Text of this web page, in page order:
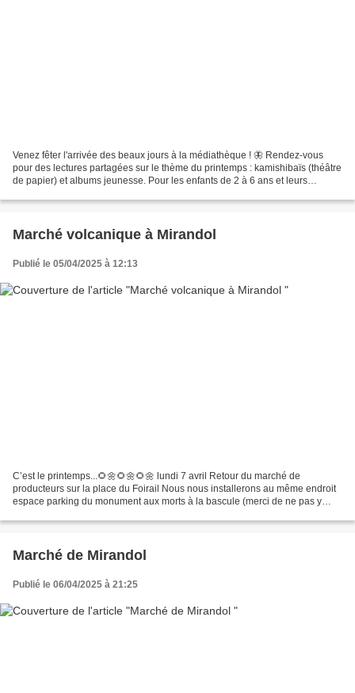
Venez fêter l'arrivée des beaux jours à la médiathèque ! 🦋 Rendez-vous
pour des lectures partagées sur le thème du printemps : kamishibaïs (théâtre
de papier) et albums jeunesse. Pour les enfants de 2 à 6 ans et leurs
Marché volcanique à Mirandol
Publié le 05/04/2025 à 12:13
C’est le printemps...🌻🌼🌻🌼🌻🌼 lundi 7 avril Retour du marché de
producteurs sur la place du Foirail Nous nous installerons au même endroit
espace parking du monument aux morts à la bascule (merci de ne pas y
Marché de Mirandol
Publié le 06/04/2025 à 21:25